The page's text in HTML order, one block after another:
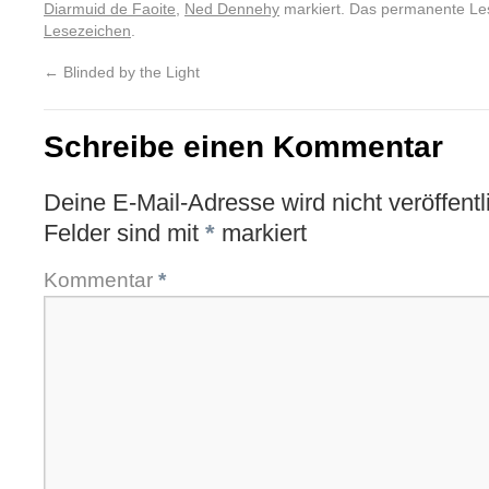
Diarmuid de Faoite Ned Dennehy markiert. Das permanente
Lesezeichen
← Blinded by the Light
Schreibe einen Kommentar
Deine E-Mail-Adresse wird nicht
Felder sind mit * markiert
Kommentar *